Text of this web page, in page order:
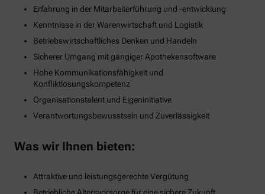
Erfahrung in der Mitarbeiterführung und -entwicklung
Kenntnisse in der Warenwirtschaft und Logistik
Betriebswirtschaftliches Denken und Handeln
Sicherer Umgang mit gängiger Apothekensoftware
Hohe Kommunikationsfähigkeit und
Konfliktlösungskompetenz
Organisationstalent und Eigeninitiative
Verantwortungsbewusstsein und Zuverlässigkeit
Was wir Ihnen bieten:
Attraktive und leistungsgerechte Vergütung
Betriebliche Altersvorsorge für eine sichere Zukunft